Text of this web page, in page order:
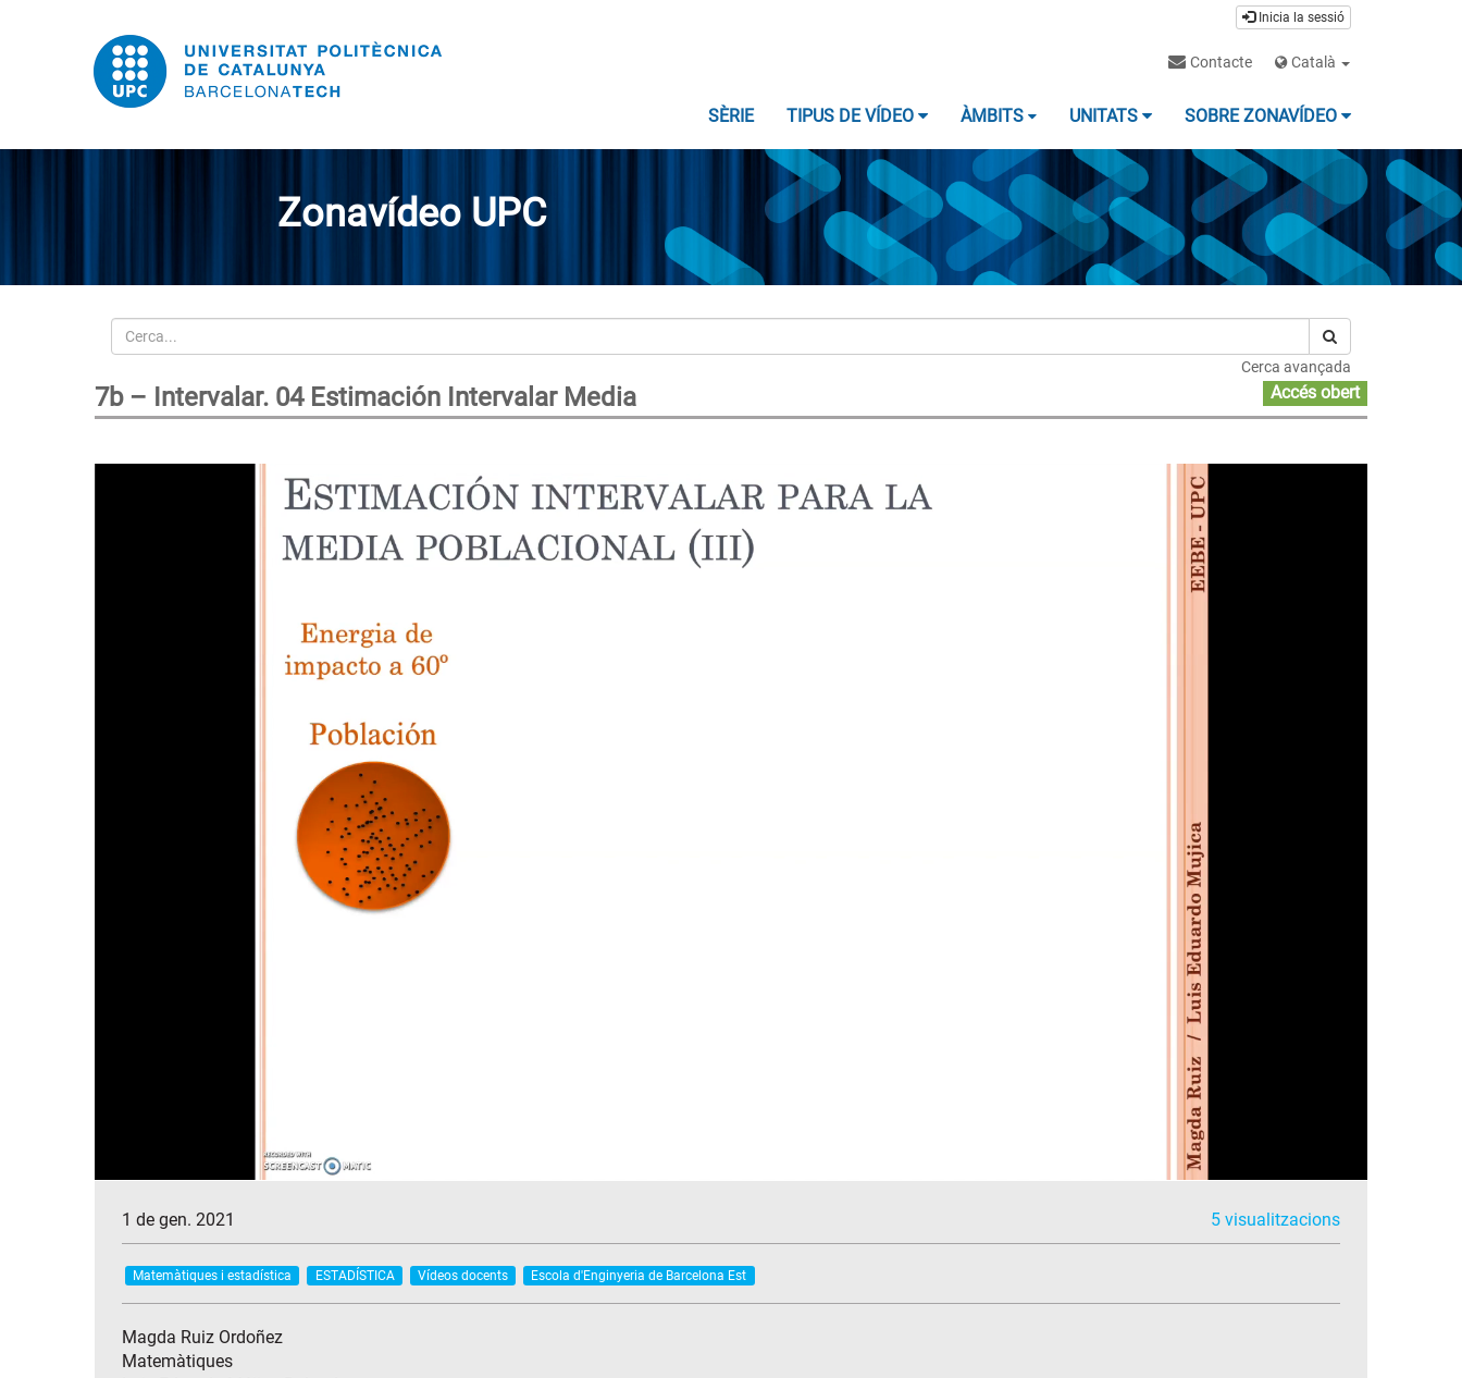
Inicia la sessió
Contacte Català
SÈRIE TIPUS DE VÍDEO ÀMBITS UNITATS SOBRE ZONAVÍDEO
Zonavídeo UPC
Cerca
Cerca avançada
7b – Intervalar. 04 Estimación Intervalar Media Accés obert
1 de gen. 2021 5 visualitzacions
Matemàtiques i estadística ESTADÍSTICA Vídeos docents Escola d'Enginyeria de Barcelona Est
Magda Ruiz Ordoñez
Matemàtiques